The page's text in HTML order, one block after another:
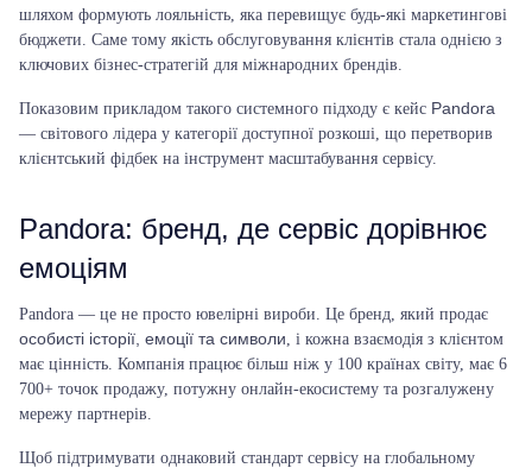
шляхом формують лояльність, яка перевищує будь-які маркетингові
бюджети. Саме тому якість обслуговування клієнтів стала однією з
ключових бізнес-стратегій для міжнародних брендів.
Показовим прикладом такого системного підходу є кейс Pandora
— світового лідера у категорії доступної розкоші, що перетворив
клієнтський фідбек на інструмент масштабування сервісу.
Pandora: бренд, де сервіс дорівнює
емоціям
Pandora — це не просто ювелірні вироби. Це бренд, який продає
особисті історії, емоції та символи, і кожна взаємодія з клієнтом
має цінність. Компанія працює більш ніж у 100 країнах світу, має 6
700+ точок продажу, потужну онлайн-екосистему та розгалужену
мережу партнерів.
Щоб підтримувати однаковий стандарт сервісу на глобальному